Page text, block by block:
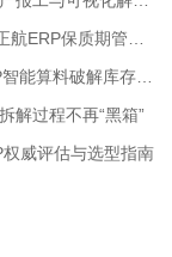
解过程不再“黑箱”
威评估与选型指南